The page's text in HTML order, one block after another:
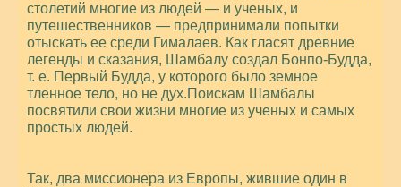
столетий многие из людей — и ученых, и
путешественников — предпринимали попытки
отыскать ее среди Гималаев. Как гласят древние
легенды и сказания, Шамбалу создал Бонпо-Будда,
т. е. Первый Будда, у которого было земное
тленное тело, но не дух.Поискам Шамбалы
посвятили свои жизни многие из ученых и самых
простых людей.
Так, два миссионера из Европы, жившие один в